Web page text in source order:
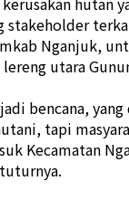
stakeholder
Nganjuk,
utara
bencana,
tapi
Kecamatan